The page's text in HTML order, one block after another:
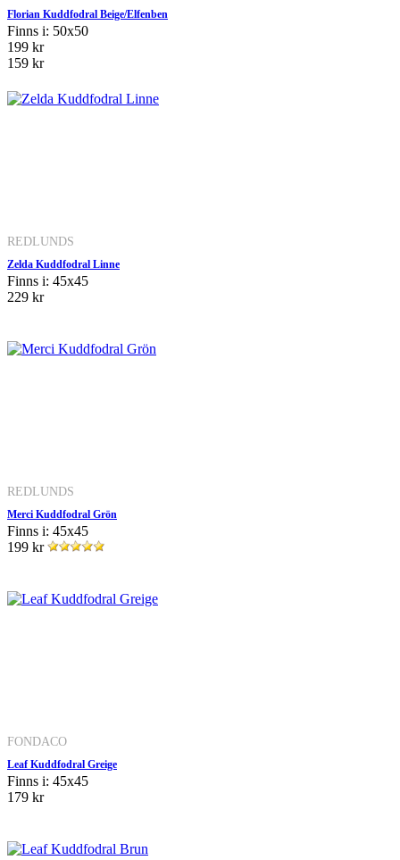
Florian Kuddfodral Beige/Elfenben
Finns i: 50x50
199 kr
159 kr
REDLUNDS
Zelda Kuddfodral Linne
Finns i: 45x45
229 kr
REDLUNDS
Merci Kuddfodral Grön
Finns i: 45x45
199 kr
FONDACO
Leaf Kuddfodral Greige
Finns i: 45x45
179 kr